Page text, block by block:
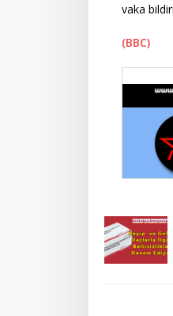
vaka
(BBC)